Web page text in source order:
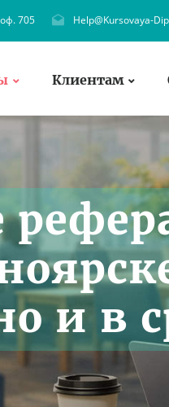
705 Help@Kursovaya-
Клиентам
и в